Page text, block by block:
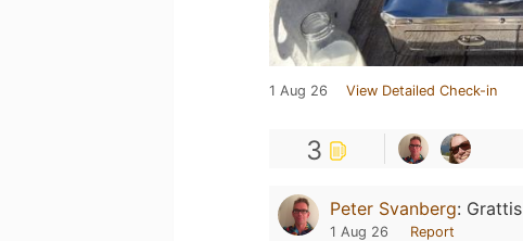
1 Aug 26 View Detailed Check-in
3
Peter Svanberg: Grattis
1 Aug 26 Report